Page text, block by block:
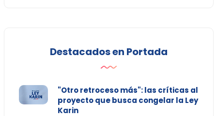
Destacados en Portada
"Otro retroceso más": las críticas al
proyecto que busca congelar la Ley
Karin